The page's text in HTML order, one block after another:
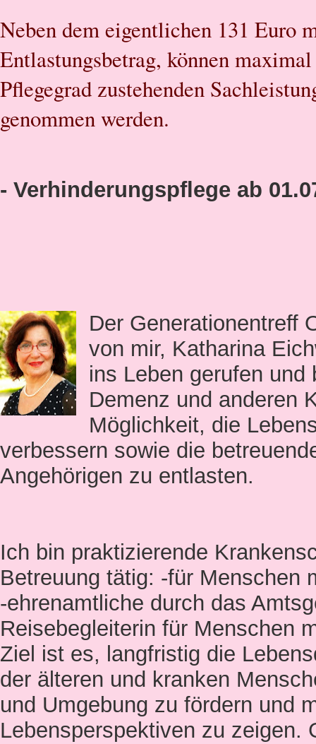
Neben dem eigentlichen 131 Euro
Entlastungsbetrag, können
Pflegegrad zustehenden
genommen werden.
- Verhinderungspflege ab
Der Generationentreff
von mir, Katharina
ins Leben gerufen
Demenz und anderen
Möglichkeit, die
verbessern sowie die
Angehörigen zu entlasten.
Ich bin praktizierende
Betreuung tätig: -für Menschen
-ehrenamtliche durch das
Reisebegleiterin für Menschen
Ziel ist es, langfristig die
der älteren und kranken
und Umgebung zu fördern und
Lebensperspektiven zu zeigen.